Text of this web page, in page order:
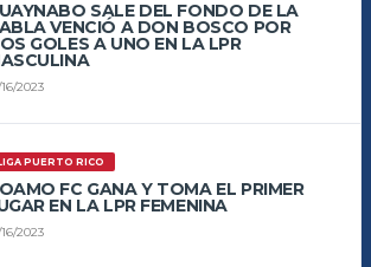
SALE DEL FONDO DE LA
VENCIÓ A DON BOSCO POR
GOLES A UNO EN LA LPR
2023
PUERTO RICO
FC GANA Y TOMA EL PRIMER
EN LA LPR FEMENINA
2023